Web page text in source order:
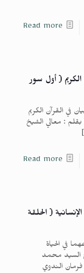
Read more
الكريم ( أول سور
في القرآن الكريم
بقلم : معالي الشيخ
Read more
( الحلقة
في الحياة
السيد محمد
الندوي